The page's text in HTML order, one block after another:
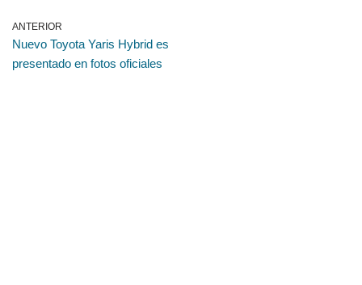
ANTERIOR
Nuevo Toyota Yaris Hybrid es
presentado en fotos oficiales